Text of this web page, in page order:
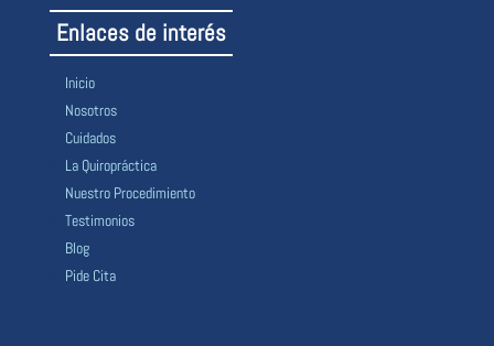
Enlaces de interés
Inicio
Nosotros
Cuidados
La Quiropráctica
Nuestro Procedimiento
Testimonios
Blog
Pide Cita